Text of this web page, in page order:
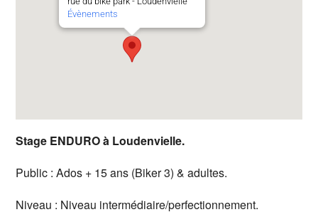
Évènements
Stage ENDURO à Loudenvielle.
Public : Ados + 15 ans (Biker 3) & adultes.
Niveau : Niveau intermédiaire/perfectionnement.